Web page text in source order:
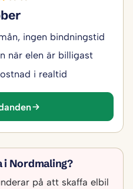
ingen bindningstid
när elen är billigast
i realtid
i Nordmaling?
på att skaffa elbil